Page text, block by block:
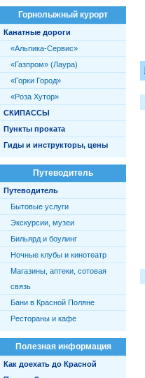
Горнолыжный курорт
Канатные дороги
«Альпика-Сервис»
«Газпром» (Лаура)
«Горки Город»
«Роза Хутор»
СКИПАССЫ
Пункты проката
Гиды и инструкторы, цены
Путеводитель
Путеводитель
Бытовые услуги
Экскурсии, музеи
Бильярд и боулинг
Ночные клубы и кинотеатр
Магазины, аптеки, сотовая
связь
Бани в Красной Поляне
Рестораны и кафе
Полезная информация
Как доехать до Красной